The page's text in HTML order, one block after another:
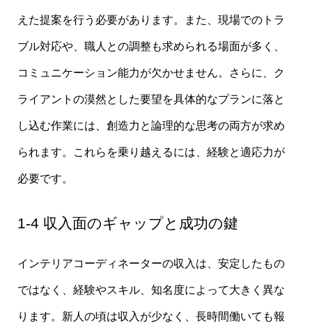
えた提案を行う必要があります。また、現場でのトラ
ブル対応や、職人との調整も求められる場面が多く、
コミュニケーション能力が欠かせません。さらに、ク
ライアントの漠然とした要望を具体的なプランに落と
し込む作業には、創造力と論理的な思考の両方が求め
られます。これらを乗り越えるには、経験と適応力が
必要です。
1-4 収入面のギャップと成功の鍵
インテリアコーディネーターの収入は、安定したもの
ではなく、経験やスキル、知名度によって大きく異な
ります。新人の頃は収入が少なく、長時間働いても報